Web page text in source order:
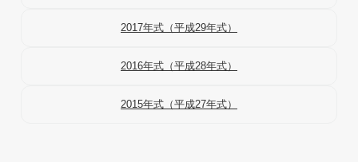
2017年式（平成29年式）
2016年式（平成28年式）
2015年式（平成27年式）